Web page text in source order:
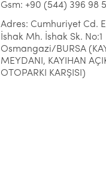
Gsm: +90 (544) 396 98
Adres: Cumhuriyet Cd.
İshak Mh. İshak Sk. No:1
Osmangazi/BURSA
MEYDANI, KAYIHAN
OTOPARKI KARŞISI)